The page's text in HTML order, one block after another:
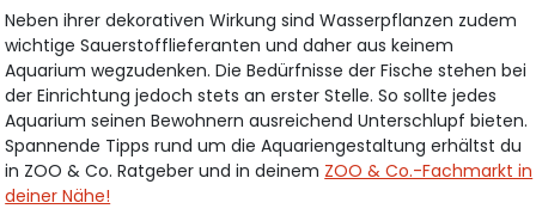
Neben ihrer dekorativen Wirkung sind Wasserpflanzen zudem
wichtige Sauerstofflieferanten und daher aus keinem
Aquarium wegzudenken. Die Bedürfnisse der Fische stehen bei
der Einrichtung jedoch stets an erster Stelle. So sollte jedes
Aquarium seinen Bewohnern ausreichend Unterschlupf bieten.
Spannende Tipps rund um die Aquariengestaltung erhältst du
in ZOO & Co. Ratgeber und in deinem ZOO & Co.-Fachmarkt in
deiner Nähe!